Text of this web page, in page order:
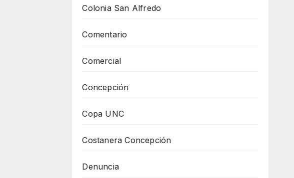
Colonia San Alfredo
Comentario
Comercial
Concepción
Copa UNC
Costanera Concepción
Denuncia